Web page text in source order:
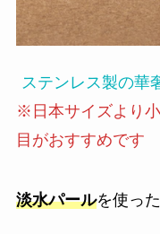
ステンレス製の華
※日本サイズより
目がおすすめです
淡水パールを使っ